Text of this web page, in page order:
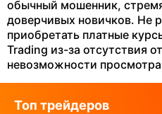
обычный мошенник,
доверчивых новичков. Не
приобретать платные
Trading из-за отсутствия
невозможности
Топ трейдеров